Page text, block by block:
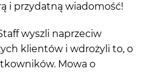
i przydatną wiadomość!
wyszli naprzeciw
klientów i wdrożyli to, o
Mowa o